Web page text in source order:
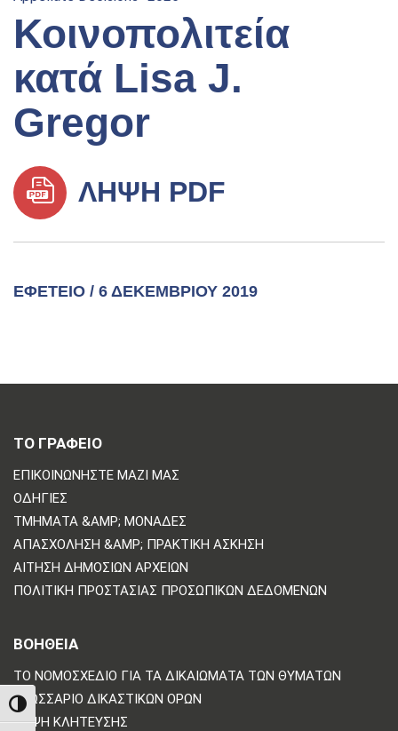
TOGGLE HIGH CONTRAST
Κοινοπολιτεία
κατά Lisa J.
Gregor
ΛΉΨΗ PDF
ΕΦΕΤΕΊΟ / 6 ΔΕΚΕΜΒΡΊΟΥ 2019
ΤΟ ΓΡΑΦΕΙΟ
ΕΠΙΚΟΙΝΩΝΗΣΤΕ ΜΑΖΙ ΜΑΣ
ΟΔΗΓΊΕΣ
ΤΜΉΜΑΤΑ &AMP; ΜΟΝΆΔΕΣ
ΑΠΑΣΧΌΛΗΣΗ &AMP; ΠΡΑΚΤΙΚΉ ΆΣΚΗΣΗ
ΑΊΤΗΣΗ ΔΗΜΌΣΙΩΝ ΑΡΧΕΊΩΝ
ΠΟΛΙΤΙΚΗ ΠΡΟΣΤΑΣΙΑΣ ΠΡΟΣΩΠΙΚΩΝ ΔΕΔΟΜΕΝΩΝ
ΒΟΗΘΕΙΑ
ΤΟ ΝΟΜΟΣΧΈΔΙΟ ΓΙΑ ΤΑ ΔΙΚΑΙΏΜΑΤΑ ΤΩΝ ΘΥΜΆΤΩΝ
ΓΛΩΣΣΆΡΙΟ ΔΙΚΑΣΤΙΚΏΝ ΌΡΩΝ
ΛΉΨΗ ΚΛΉΤΕΥΣΗΣ